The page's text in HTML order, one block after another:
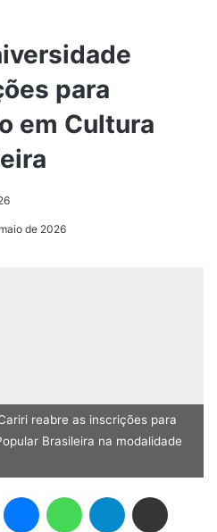
para
em Cultura
de 2026
reabre as inscrições para
Brasileira na modalidade